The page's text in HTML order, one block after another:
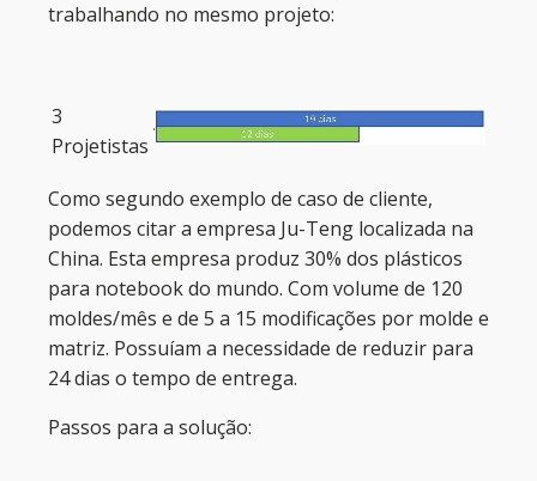
trabalhando no mesmo projeto:
3
Projetistas
Como segundo exemplo de caso de cliente,
podemos citar a empresa Ju-Teng localizada na
China. Esta empresa produz 30% dos plásticos
para notebook do mundo. Com volume de 120
moldes/mês e de 5 a 15 modificações por molde e
matriz. Possuíam a necessidade de reduzir para
24 dias o tempo de entrega.
Passos para a solução: